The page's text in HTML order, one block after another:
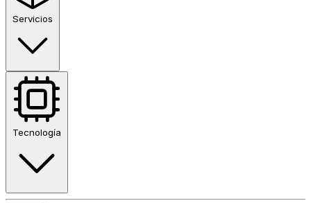
Servicios
Tecnología